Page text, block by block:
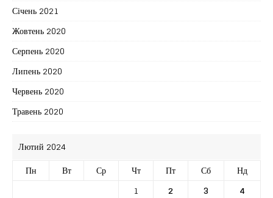
Січень 2021
Жовтень 2020
Серпень 2020
Липень 2020
Червень 2020
Травень 2020
Лютий 2024
Пн
Вт Ср Чт Пт Сб
Нд
1
2 3 4